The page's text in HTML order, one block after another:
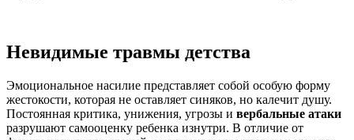
Невидимые травмы детства
Эмоциональное насилие представляет собой особую форму
жестокости, которая не оставляет синяков, но калечит душу.
Постоянная критика, унижения, угрозы и вербальные атаки
разрушают самооценку ребенка изнутри. В отличие от